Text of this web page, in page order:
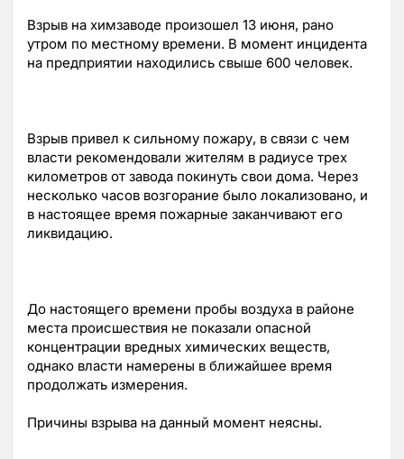
Взрыв на химзаводе произошел 13 июня, рано
утром по местному времени. В момент инцидента
на предприятии находились свыше 600 человек.
Взрыв привел к сильному пожару, в связи с чем
власти рекомендовали жителям в радиусе трех
километров от завода покинуть свои дома. Через
несколько часов возгорание было локализовано, и
в настоящее время пожарные заканчивают его
ликвидацию.
До настоящего времени пробы воздуха в районе
места происшествия не показали опасной
концентрации вредных химических веществ,
однако власти намерены в ближайшее время
продолжать измерения.
Причины взрыва на данный момент неясны.